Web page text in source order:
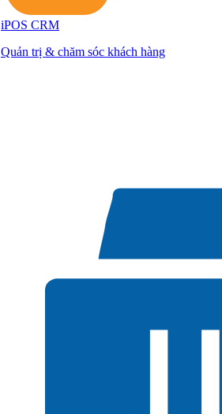
iPOS CRM
Quản trị & chăm sóc khách hàng